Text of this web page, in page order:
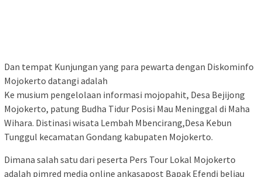
Dan tempat Kunjungan yang para pewarta dengan Diskominfo
Mojokerto datangi adalah
Ke musium pengelolaan informasi mojopahit, Desa Bejijong
Mojokerto, patung Budha Tidur Posisi Mau Meninggal di Maha
Wihara. Distinasi wisata Lembah Mbencirang,Desa Kebun
Tunggul kecamatan Gondang kabupaten Mojokerto.
Dimana salah satu dari peserta Pers Tour Lokal Mojokerto
adalah pimred media online ankasapost Bapak Efendi beliau